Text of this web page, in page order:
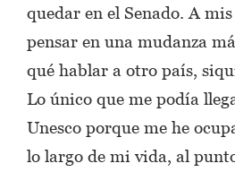
quedar en el Senado. A
pensar en una mudanza
qué hablar a otro país,
Lo único que me podía
Unesco porque me he
lo largo de mi vida, al